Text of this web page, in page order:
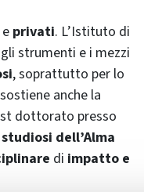
e privati. L’Istituto di
strumenti e i mezzi
, soprattutto per lo
anche la
dottorato presso
dell’Alma
di impatto e